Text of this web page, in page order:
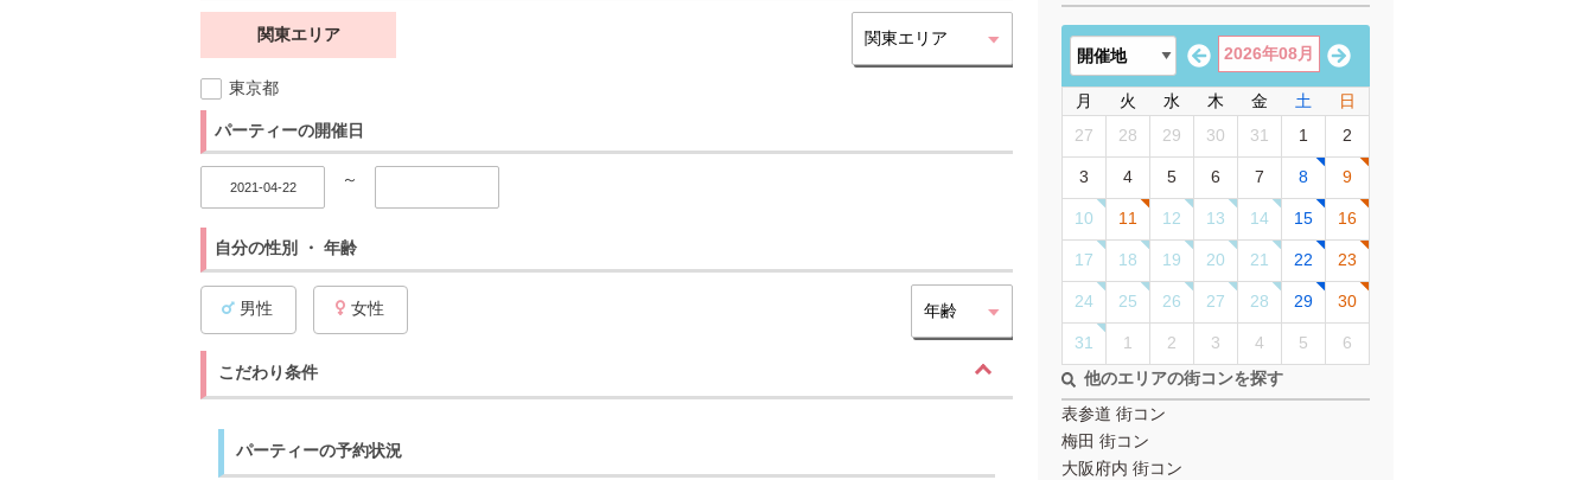
関東エリア
東京都
パーティーの開催日
～
自分の性別 ・ 年齢
男性 女性
こだわり条件
パーティーの予約状況
2026年08月
月 火 水 木 金 土
日
27
28 29 30 31 1 2
3 4 5 6 7 8 9
10 11 12 13 14 15 16
17 18 19 20 21 22 23
24 25 26 27 28 29 30
31 1 2 3 4 5
6
他のエリアの街コンを探す
表参道 街コン
梅田 街コン
大阪府内 街コン